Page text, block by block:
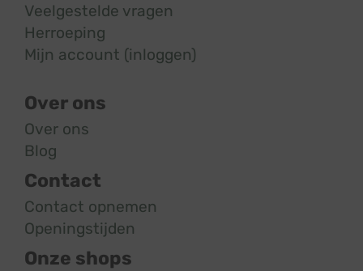
Veelgestelde vragen
Herroeping
Mijn account (inloggen)
Over ons
Over ons
Blog
Contact
Contact opnemen
Openingstijden
Onze shops